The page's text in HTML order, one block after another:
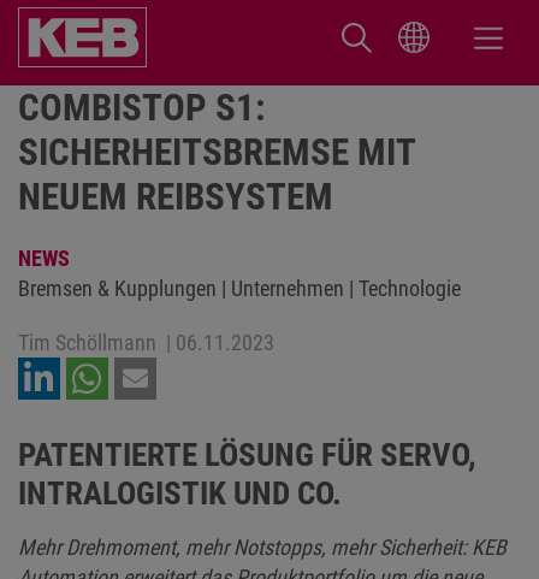
COMBISTOP S1:
SICHERHEITSBREMSE MIT
NEUEM REIBSYSTEM
NEWS
Bremsen & Kupplungen | Unternehmen | Technologie
Tim Schöllmann | 06.11.2023
PATENTIERTE LÖSUNG FÜR SERVO,
INTRALOGISTIK UND CO.
Mehr Drehmoment, mehr Notstopps, mehr Sicherheit: KEB